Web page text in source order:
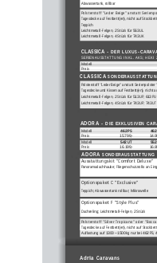
Modell
Preis
Ausstattungskit ”Comfort Deluxe”
Panoramadachhaube; Fliegenschutzrollo an
Optionspaket F ”Style Plus”
Dachreling; Leichtmetall-Felgen, 2 Stück
Optionspaket C ”Exclusive”
Teppich; Abwassertank rollbar; Mikrowelle
Polsterstoff ”Leder Beige” anstatt Serienpolster
Tagesdecke und Kissen auf Festbett(en), nicht
Leichtmetall-Felgen, 2 Stück für 513 UP, 613 PU
Leichtmetall-Felgen, 4 Stück für 743 UP, 743 UT
CLASSICA - DER LUXUS-
ADORA SONDERAUSSTATTUNG
CLASSICA
Modell 542 UT 552
Preis                             16.199,-
ADORA - DIE EXKLUSIVEN
Modell 462 PS 462
Preis                             15.799,-
Polsterstoff ”Silver Tropicano” oder
Tagesdecke auf Festbett(en), nicht auf
Auflastung auf 1300  – 1500 kg nur bei 462 PS,
SERIENAUSSTATTUNG INKL. AKS;
Abwassertank, rollbar
Polsterstoff ”Leder Beige” anstatt
Tagesdecke auf Festbett(en), nicht auf
Teppich
Leichtmetall-Felgen, 2 Stück für 563 UL
Leichtmetall-Felgen, 4 Stück für 743 UK
Adria Caravans